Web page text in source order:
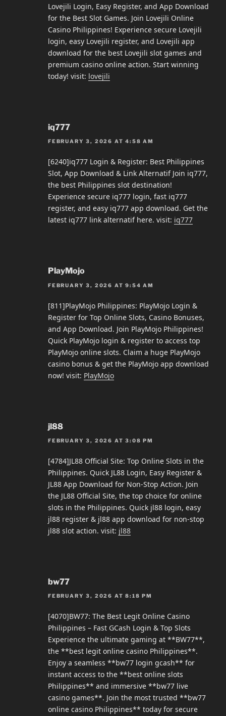
Lovejili Login, Easy Register, and App Download
for the Best Slot Games. Join Lovejili Online
Casino Philippines! Experience secure Lovejili
login, easy Lovejili register, and Lovejili app
download for the best Lovejili slot games and
premium casino online action. Start winning
today! visit: lovejili
iq777
FEBRUARY 3, 2026 AT 4:58 AM
[6240]iq777 Login & Register: Best Philippines
Slot, App Download & Link Alternatif Join iq777,
the best Philippines slot destination!
Experience secure iq777 login, fast iq777
register, and easy iq777 app download. Get the
latest iq777 link alternatif here. visit: iq777
PlayMojo
FEBRUARY 3, 2026 AT 9:54 AM
[811]PlayMojo Philippines: PlayMojo Login &
Register for Top Online Slots, Casino Bonuses,
and App Download. Join PlayMojo Philippines!
Quick PlayMojo login & register to access top
PlayMojo online slots. Claim a huge PlayMojo
casino bonus & get the PlayMojo app download
now! visit: PlayMojo
jl88
FEBRUARY 3, 2026 AT 3:08 PM
[4784]JL88 Official Site: Top Online Slots in the
Philippines. Quick JL88 Login, Easy Register &
JL88 App Download for Non-Stop Action. Join
the JL88 Official Site, the top choice for online
slots in the Philippines. Quick jl88 login, easy
jl88 register & jl88 app download for non-stop
jl88 slot action. visit: jl88
bw77
FEBRUARY 3, 2026 AT 8:18 PM
[4070]BW77: The Best Legit Online Casino
Philippines – Fast GCash Login & Top Slots
Experience the ultimate gaming at **BW77**,
the **best legit online casino Philippines**.
Enjoy a seamless **bw77 login gcash** for
instant access to the **best online slots
Philippines** and immersive **bw77 live
casino games**. Join the most trusted **bw77
online casino Philippines** today for secure